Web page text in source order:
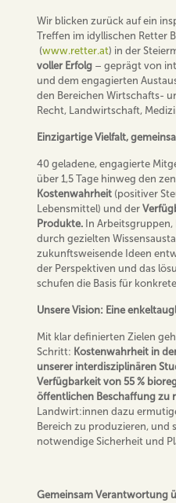
Wir blicken zurück auf ein
Treffen im idyllischen Retter
(www.retter.at) in der
voller Erfolg – geprägt von
und dem engagierten
den Bereichen Wirtschafts-
Recht, Landwirtschaft,
Einzigartige Vielfalt,
40 geladene, engagierte
über 1,5 Tage hinweg den
Kostenwahrheit(positiver
Lebensmittel) und der
Produkte.In Arbeitsgruppen,
durch gezielten
zukunftsweisende Ideen
der Perspektiven und das
schufen die Basis für
Unsere Vision: Eine
Mit klar definierten Zielen
Schritt: Kostenwahrheit in
unserer interdisziplinären
Verfügbarkeit von 55 %
öffentlichen Beschaffung zu
Landwirt:innen dazu
Bereich zu produzieren, und
notwendige Sicherheit und
Gemeinsam Verantwortung